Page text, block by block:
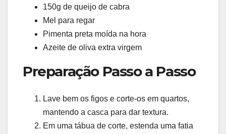
150g de queijo de cabra
Mel para regar
Pimenta preta moída na hora
Azeite de oliva extra virgem
Preparação Passo a Passo
Lave bem os figos e corte-os em quartos,
mantendo a casca para dar textura.
Em uma tábua de corte, estenda uma fatia